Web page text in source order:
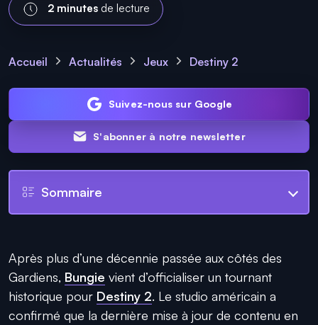
2 minutes de lecture
Accueil Actualités Jeux Destiny 2
Suivez-nous sur Google
S'abonner à notre newsletter
Sommaire
Après plus d’une décennie passée aux côtés des
Gardiens, Bungie vient d’officialiser un tournant
historique pour Destiny 2. Le studio américain a
confirmé que la dernière mise à jour de contenu en